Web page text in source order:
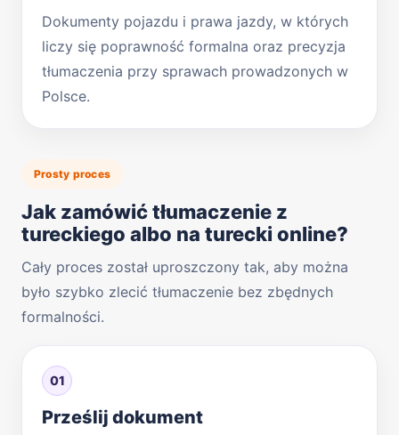
Dokumenty pojazdu i prawa jazdy, w których
liczy się poprawność formalna oraz precyzja
tłumaczenia przy sprawach prowadzonych w
Polsce.
Prosty proces
Jak zamówić tłumaczenie z
tureckiego albo na turecki online?
Cały proces został uproszczony tak, aby można
było szybko zlecić tłumaczenie bez zbędnych
formalności.
01
Prześlij dokument